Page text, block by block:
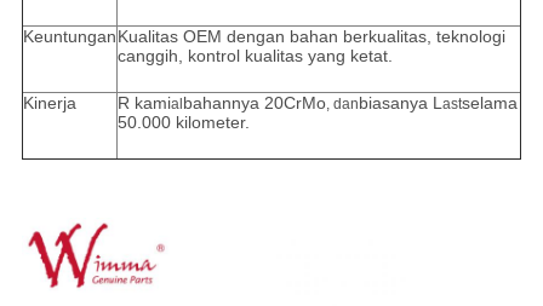
KeuntunganKualitas OEM dengan bahan berkualitas, teknologi
canggih, kontrol kualitas yang ketat.
Kinerja R kamialbahannya 20CrMo, danbiasanya L astselama
50.000 kilometer.